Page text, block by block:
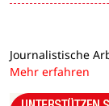
Journalistische
Mehr erfahren